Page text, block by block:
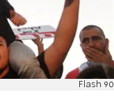
Flash 90